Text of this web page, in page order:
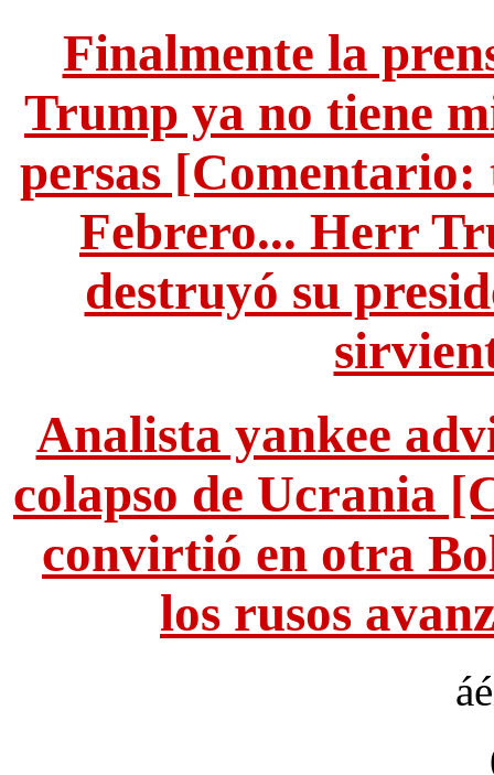
Finalmente la
Trump ya no tiene
persas
Febrero... Herr
destruyó su
Analista yankee
colapso de Ucrania
convirtió en otra
los rusos